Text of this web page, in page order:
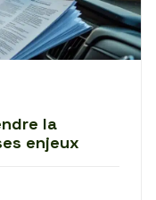
la
enjeux